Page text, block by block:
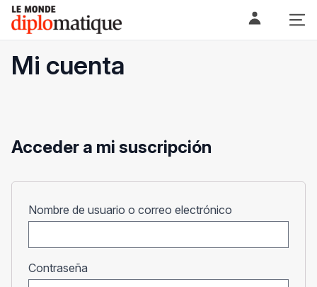
Skip
content
Le monde diplomatique
Mi cuenta
Acceder a mi suscripción
Nombre de usuario o correo electrónico
Contraseña